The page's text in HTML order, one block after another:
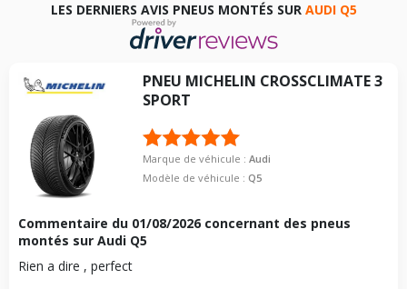
LES DERNIERS AVIS PNEUS MONTÉS SUR AUDI Q5
PNEU MICHELIN CROSSCLIMATE 3
SPORT
Marque de véhicule : Audi
Modèle de véhicule : Q5
Commentaire du 01/08/2026 concernant des pneus
montés sur Audi Q5
Rien a dire , perfect